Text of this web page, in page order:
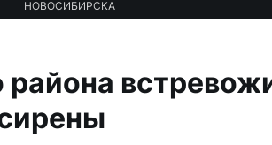
НОВОСИБИРСКА